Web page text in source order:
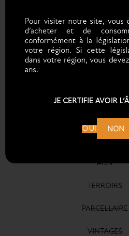
DISCOVER
PICARD
ADN
TERROIRS
PARCELLAIRE
VINTAGES
Pour visiter notre site, vous
d’acheter et de
conformément à la
votre région. Si cette
dans votre région, vous
ans.
JE CERTIFIE AVOIR
OUI NON